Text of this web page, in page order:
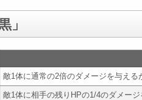
」
敵1体に通常の2倍のダメージを与え
敵1体に相手の残りHPの1/4のダメー